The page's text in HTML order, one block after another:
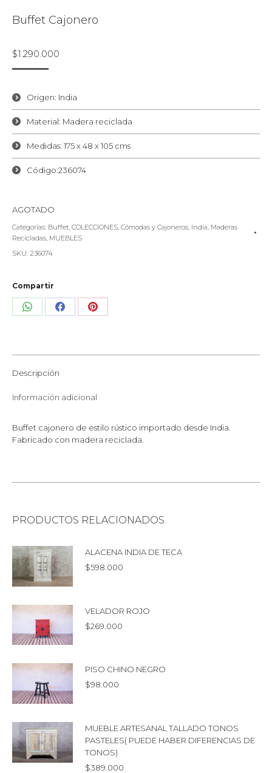
Buffet Cajonero
$1.290.000
Origen: India
Material: Madera reciclada
Medidas: 175 x 48 x 105 cms
Código:236074
AGOTADO
Categorías: Buffet, COLECCIONES, Cómodas y Cajoneros, India, Maderas
Recicladas, MUEBLES
SKU: 236074
Compartir
Share Share Share
Descripción
Información adicional
Buffet cajonero de estilo rústico importado desde India.
Fabricado con madera reciclada.
PRODUCTOS RELACIONADOS
ALACENA INDIA DE TECA
$598.000
VELADOR ROJO
$269.000
PISO CHINO NEGRO
$98.000
MUEBLE ARTESANAL TALLADO TONOS
PASTELES( PUEDE HABER DIFERENCIAS DE
TONOS)
$389.000